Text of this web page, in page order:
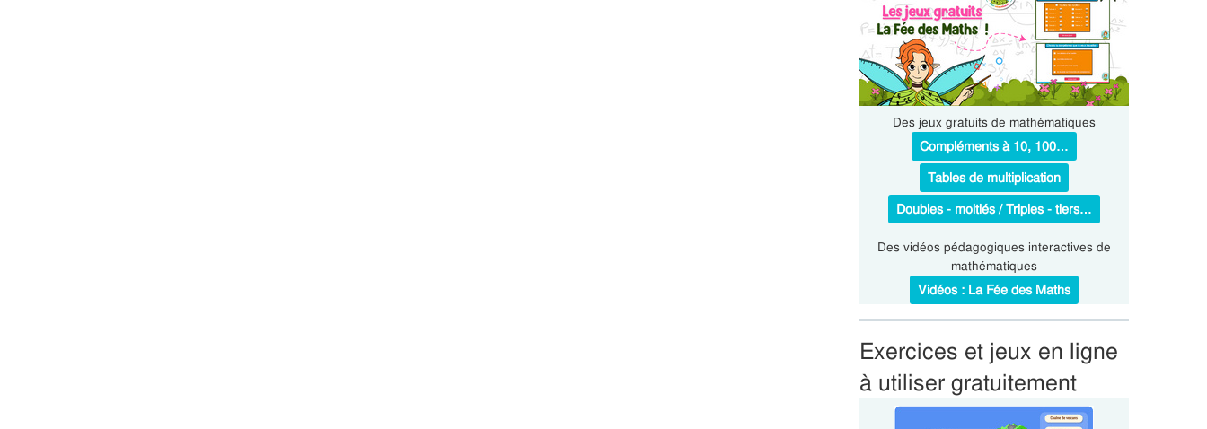
Des jeux gratuits de mathématiques
Compléments à 10, 100…
Tables de multiplication
Doubles - moitiés / Triples - tiers…
Des vidéos pédagogiques interactives de
mathématiques
Vidéos : La Fée des Maths
Exercices et jeux en ligne
à utiliser gratuitement